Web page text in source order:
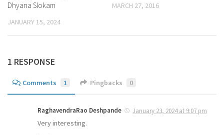
Dhyana Slokam
JANUARY 15, 2024
MARCH 27, 2016
1 RESPONSE
Comments 1 Pingbacks 0
RaghavendraRao Deshpande January 23, 2024 at 9:07 pm
Very interesting.